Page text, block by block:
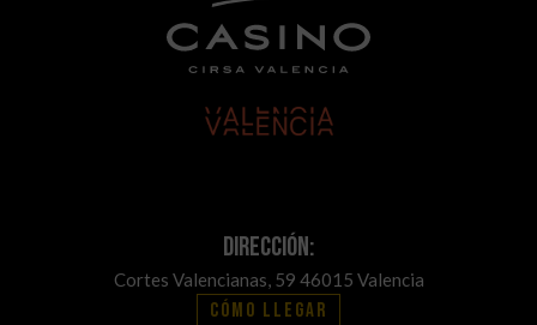
Dirección:
Cortes Valencianas, 59 46015 Valencia
Cómo llegar